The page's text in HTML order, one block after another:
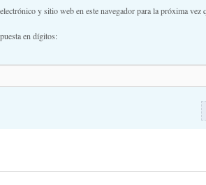
y sitio web en este navegador para la próxima vez
en dígitos: